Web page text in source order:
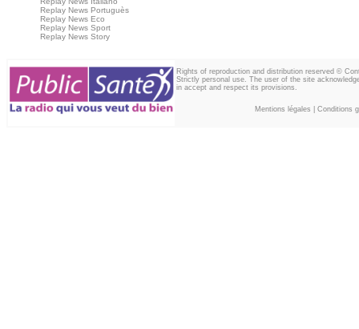
Replay News Portuguès
Replay News Eco
Replay News Sport
Replay News Story
Rights of reproduction and distribution reserved ©
Strictly personal use. The user of the site
in accept and respect its provisions.
Mentions légales Conditions